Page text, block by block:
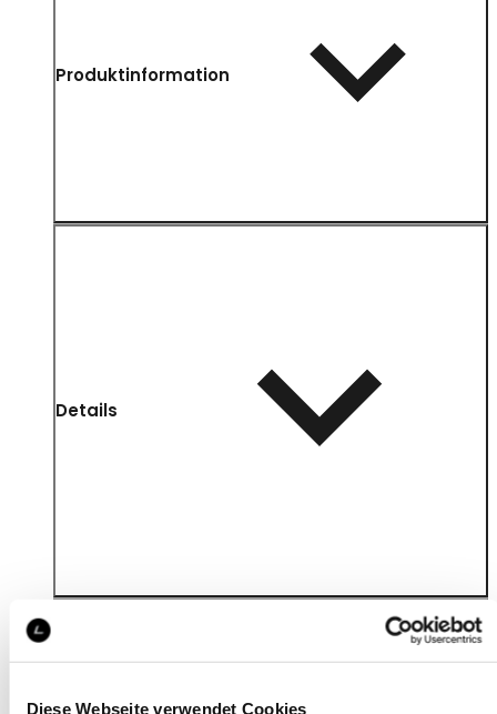
Diese Webseite verwendet Cookies
Produktinformation
Details